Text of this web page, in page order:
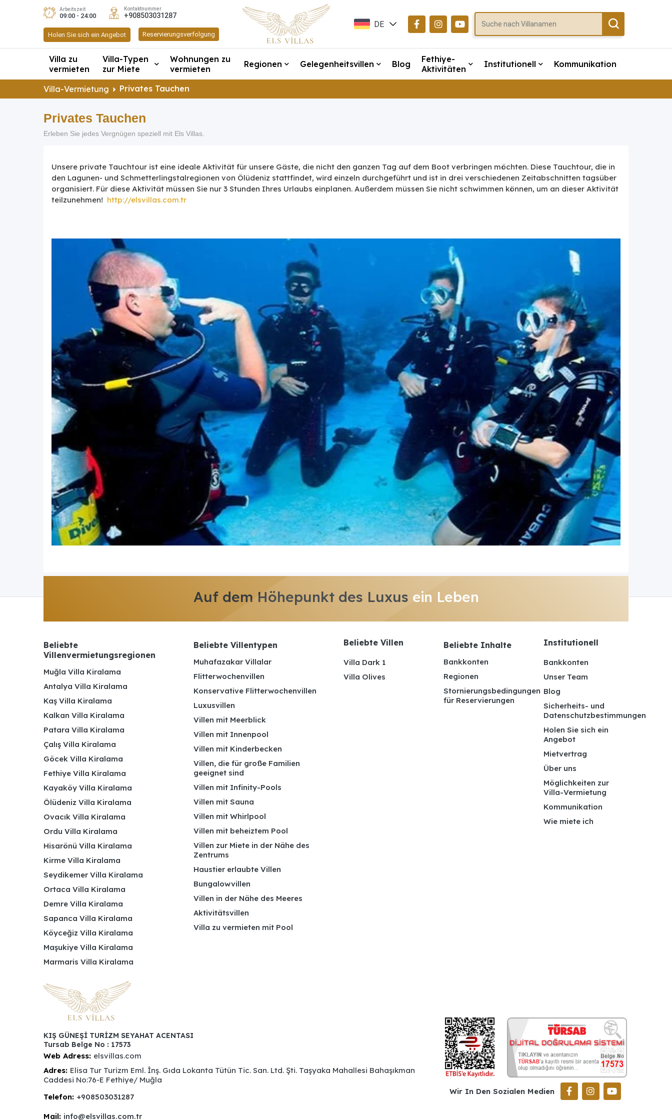
Arbeitszeit
09:00 - 24:00
Kontaktnummer
+908503031287
Holen Sie sich ein Angebot Reservierungsverfolgung
DE
TR
Villa zu
vermieten
Villa-Typen
zur Miete
Wohnungen zu
vermieten
Regionen Gelegenheitsvillen Blog
Fethiye-
Aktivitäten
Institutionell Kommunikation
Villa-Vermietung Privates Tauchen
Privates Tauchen
Erleben Sie jedes Vergnügen speziell mit Els Villas.
Unsere private Tauchtour ist eine ideale Aktivität für unsere Gäste, die nicht den ganzen Tag auf dem Boot verbringen möchten. Diese Tauchtour, die in
den Lagunen- und Schmetterlingstalregionen von Ölüdeniz stattfindet, wird einzeln durchgeführt und ist in drei verschiedenen Zeitabschnitten tagsüber
organisiert. Für diese Aktivität müssen Sie nur 3 Stunden Ihres Urlaubs einplanen. Außerdem müssen Sie nicht schwimmen können, um an dieser Aktivität
teilzunehmen! http://elsvillas.com.tr
Auf dem Höhepunkt des Luxus ein Leben
Beliebte
Villenvermietungsregionen
Muğla Villa Kiralama
Antalya Villa Kiralama
Kaş Villa Kiralama
Kalkan Villa Kiralama
Patara Villa Kiralama
Çalış Villa Kiralama
Göcek Villa Kiralama
Fethiye Villa Kiralama
Kayaköy Villa Kiralama
Ölüdeniz Villa Kiralama
Ovacık Villa Kiralama
Ordu Villa Kiralama
Hisarönü Villa Kiralama
Kirme Villa Kiralama
Seydikemer Villa Kiralama
Ortaca Villa Kiralama
Demre Villa Kiralama
Sapanca Villa Kiralama
Köyceğiz Villa Kiralama
Maşukiye Villa Kiralama
Marmaris Villa Kiralama
Beliebte Villentypen
Muhafazakar Villalar
Flitterwochenvillen
Konservative Flitterwochenvillen
Luxusvillen
Villen mit Meerblick
Villen mit Innenpool
Villen mit Kinderbecken
Villen, die für große Familien
geeignet sind
Villen mit Infinity-Pools
Villen mit Sauna
Villen mit Whirlpool
Villen mit beheiztem Pool
Villen zur Miete in der Nähe des
Zentrums
Haustier erlaubte Villen
Bungalowvillen
Villen in der Nähe des Meeres
Aktivitätsvillen
Villa zu vermieten mit Pool
Beliebte Villen
Villa Dark 1
Villa Olives
Beliebte Inhalte
Bankkonten
Regionen
Stornierungsbedingungen
für Reservierungen
Institutionell
Bankkonten
Unser Team
Blog
Sicherheits- und
Datenschutzbestimmungen
Holen Sie sich ein
Angebot
Mietvertrag
Über uns
Möglichkeiten zur
Villa-Vermietung
Kommunikation
Wie miete ich
KIŞ GÜNEŞİ TURİZM SEYAHAT ACENTASI
Tursab Belge No : 17573
Web Adress: elsvillas.com
Adres: Elisa Tur Turizm Eml. İnş. Gıda Lokanta Tütün Tic. San. Ltd. Şti. Taşyaka Mahallesi Bahaşıkman
Caddesi No:76-E Fethiye/ Muğla
Telefon: +908503031287
Mail: info@elsvillas.com.tr
Wir In Den Sozialen Medien